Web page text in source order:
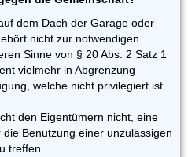
dem Dach der Garage oder
nicht zur notwendigen
Sinne von § 20 Abs. 2 Satz 1
vielmehr in Abgrenzung
welche nicht privilegiert ist.
den Eigentümern nicht, eine
Benutzung einer unzulässigen
treffen.